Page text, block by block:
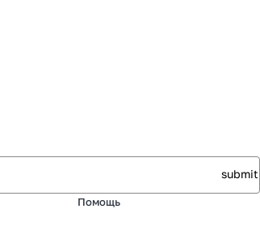
Помощь